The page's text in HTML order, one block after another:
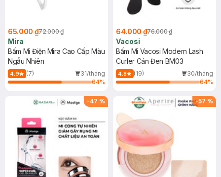
65.000 ₫72.000 ₫
Mira
Bấm Mi Điện Mira Cao Cấp Màu
Ngẫu Nhiên
4.9 (7)
31/tháng
64%
64.000 ₫76.000 ₫
Vacosi
Bấm Mi Vacosi Modern Lash
Curler Cán Đen BM03
4.8 (19)
30/tháng
64%
-47 % -57 %